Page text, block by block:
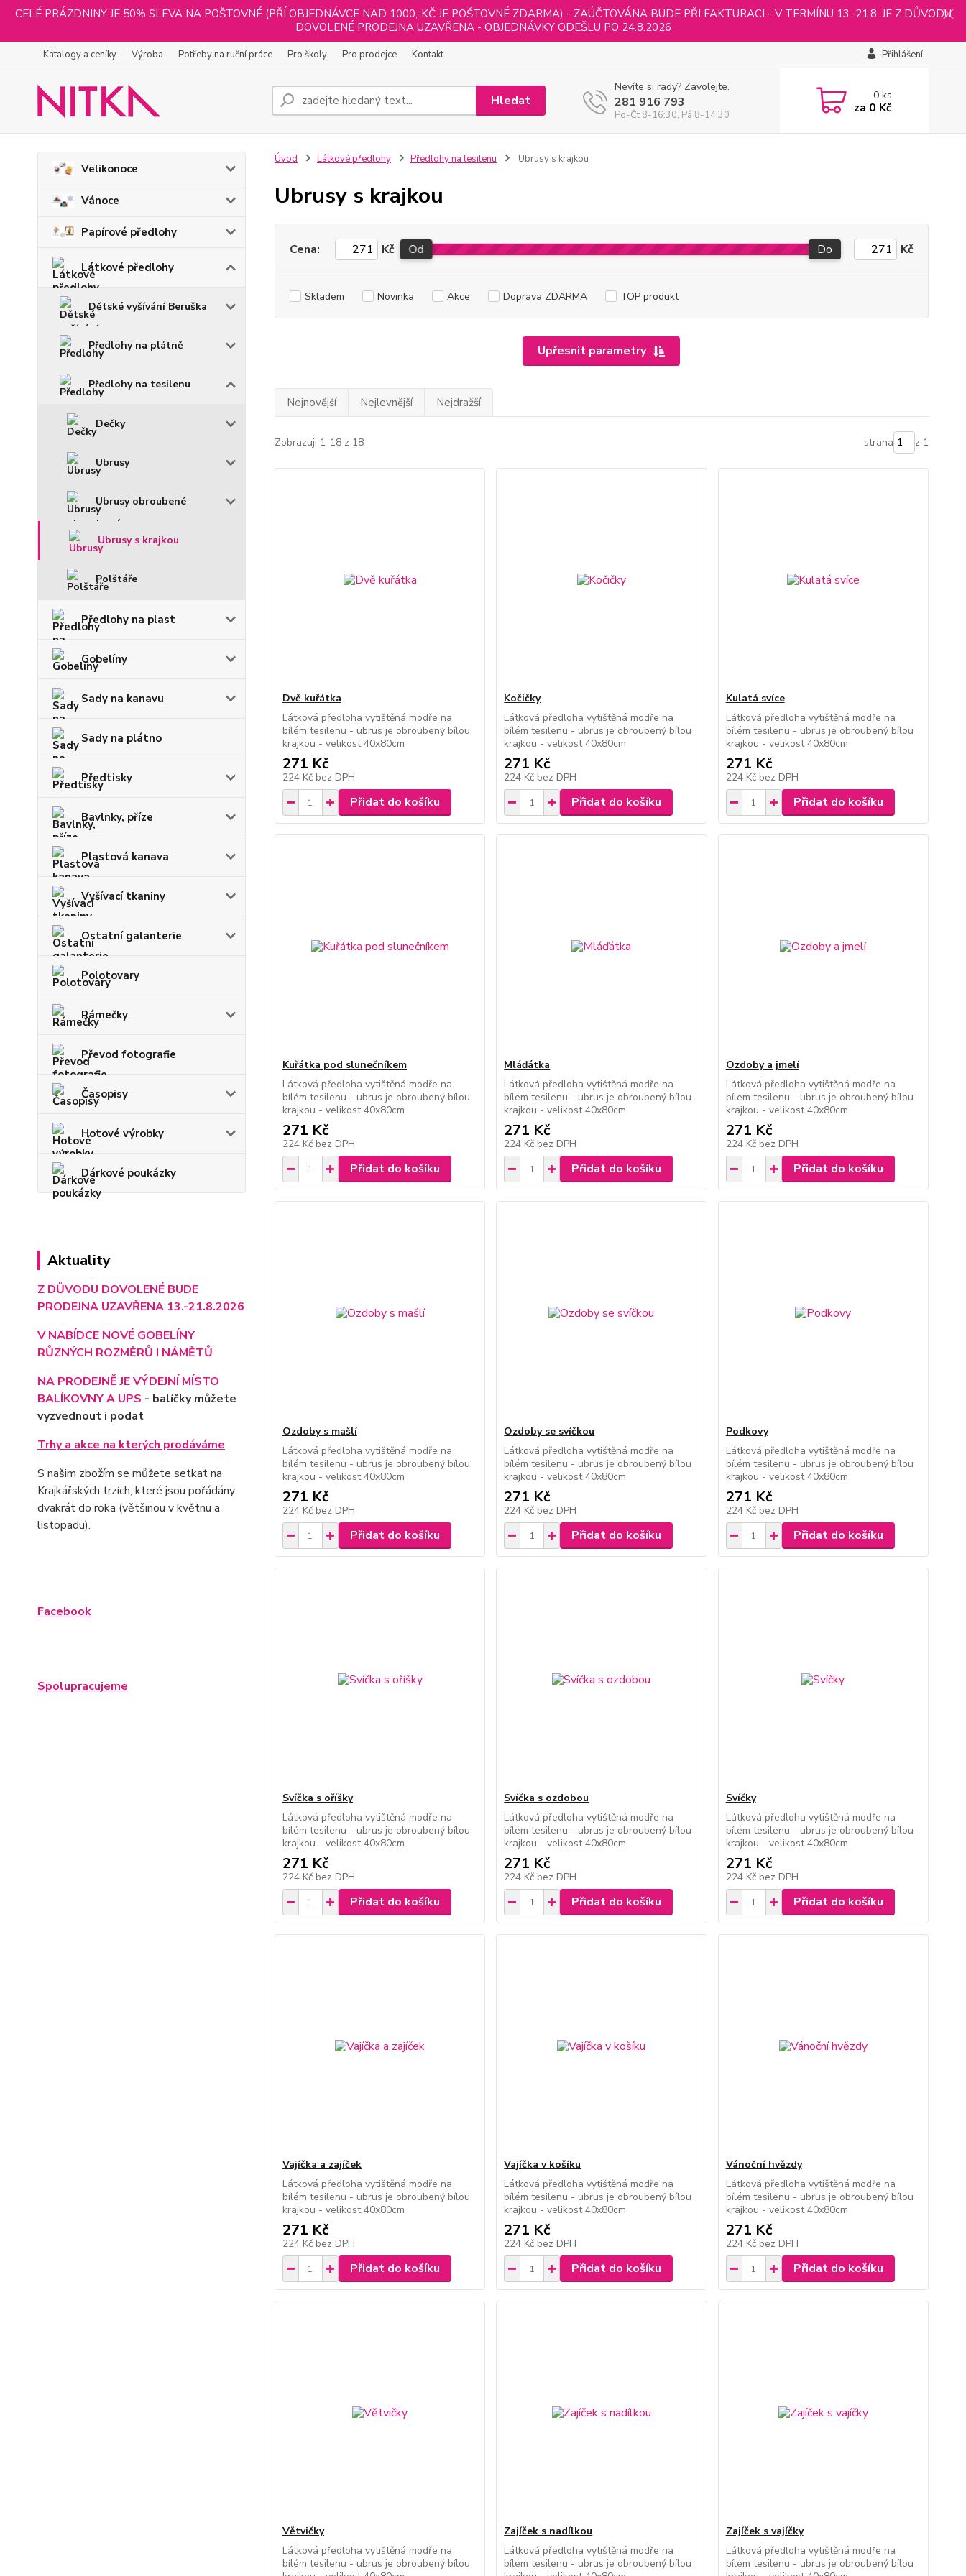
CELÉ PRÁZDNINY JE 50% SLEVA NA POŠTOVNÉ (PŘÍ OBJEDNÁVCE NAD 1000,-KČ JE POŠTOVNÉ ZDARMA) - ZAÚČTOVÁNA BUDE PŘI FAKTURACI - V TERMÍNU 13.-21.8. JE Z DŮVODU
DOVOLENÉ PRODEJNA UZAVŘENA - OBJEDNÁVKY ODEŠLU PO 24.8.2026
Katalogy a ceníky Výroba Potřeby na ruční práce Pro školy Pro prodejce Kontakt Přihlášení
Hledat
Nevíte si rady? Zavolejte.
281 916 793
Po-Čt 8-16:30, Pá 8-14:30
0ks
za 0 Kč
Velikonoce
Vánoce
Papírové předlohy
Látkové předlohy
Dětské vyšívání Beruška
Předlohy na plátně
Předlohy na tesilenu
Dečky
Ubrusy
Ubrusy obroubené
Ubrusy s krajkou
Polštáře
Předlohy na plast
Gobelíny
Sady na kanavu
Sady na plátno
Předtisky
Bavlnky, příze
Plastová kanava
Vyšívací tkaniny
Ostatní galanterie
Polotovary
Rámečky
Převod fotografie
Časopisy
Hotové výrobky
Dárkové poukázky
Aktuality
Z DŮVODU DOVOLENÉ BUDE
PRODEJNA UZAVŘENA 13.-21.8.2026
V NABÍDCE NOVÉ GOBELÍNY
RŮZNÝCH ROZMĚRŮ I NÁMĚTŮ
NA PRODEJNĚ JE VÝDEJNÍ MÍSTO
BALÍKOVNY A UPS - balíčky můžete
vyzvednout i podat
Trhy a akce na kterých prodáváme
S našim zbožím se můžete setkat na
Krajkářských trzích, které jsou pořádány
dvakrát do roka (většinou v květnu a
listopadu).
Facebook
Spolupracujeme
Úvod Látkové předlohy Předlohy na tesilenu Ubrusy s krajkou
Ubrusy s krajkou
Upřesnit parametry
Cena: Kč Od Do Kč
Skladem Novinka Akce Doprava ZDARMA TOP produkt
Nejnovější Nejlevnější Nejdražší
Zobrazuji 1-18 z 18 strana z 1
Dvě kuřátka
Látková předloha vytištěná modře na
bílém tesilenu - ubrus je obroubený bílou
krajkou - velikost 40x80cm
271 Kč
224 Kč bez DPH
Přidat do košíku
Kočičky
Látková předloha vytištěná modře na
bílém tesilenu - ubrus je obroubený bílou
krajkou - velikost 40x80cm
271 Kč
224 Kč bez DPH
Přidat do košíku
Kulatá svíce
Látková předloha vytištěná modře na
bílém tesilenu - ubrus je obroubený bílou
krajkou - velikost 40x80cm
271 Kč
224 Kč bez DPH
Přidat do košíku
Kuřátka pod slunečníkem
Látková předloha vytištěná modře na
bílém tesilenu - ubrus je obroubený bílou
krajkou - velikost 40x80cm
271 Kč
224 Kč bez DPH
Přidat do košíku
Mláďátka
Látková předloha vytištěná modře na
bílém tesilenu - ubrus je obroubený bílou
krajkou - velikost 40x80cm
271 Kč
224 Kč bez DPH
Přidat do košíku
Ozdoby a jmelí
Látková předloha vytištěná modře na
bílém tesilenu - ubrus je obroubený bílou
krajkou - velikost 40x80cm
271 Kč
224 Kč bez DPH
Přidat do košíku
Ozdoby s mašlí
Látková předloha vytištěná modře na
bílém tesilenu - ubrus je obroubený bílou
krajkou - velikost 40x80cm
271 Kč
224 Kč bez DPH
Přidat do košíku
Ozdoby se svíčkou
Látková předloha vytištěná modře na
bílém tesilenu - ubrus je obroubený bílou
krajkou - velikost 40x80cm
271 Kč
224 Kč bez DPH
Přidat do košíku
Podkovy
Látková předloha vytištěná modře na
bílém tesilenu - ubrus je obroubený bílou
krajkou - velikost 40x80cm
271 Kč
224 Kč bez DPH
Přidat do košíku
Svíčka s oříšky
Látková předloha vytištěná modře na
bílém tesilenu - ubrus je obroubený bílou
krajkou - velikost 40x80cm
271 Kč
224 Kč bez DPH
Přidat do košíku
Svíčka s ozdobou
Látková předloha vytištěná modře na
bílém tesilenu - ubrus je obroubený bílou
krajkou - velikost 40x80cm
271 Kč
224 Kč bez DPH
Přidat do košíku
Svíčky
Látková předloha vytištěná modře na
bílém tesilenu - ubrus je obroubený bílou
krajkou - velikost 40x80cm
271 Kč
224 Kč bez DPH
Přidat do košíku
Vajíčka a zajíček
Látková předloha vytištěná modře na
bílém tesilenu - ubrus je obroubený bílou
krajkou - velikost 40x80cm
271 Kč
224 Kč bez DPH
Přidat do košíku
Vajíčka v košíku
Látková předloha vytištěná modře na
bílém tesilenu - ubrus je obroubený bílou
krajkou - velikost 40x80cm
271 Kč
224 Kč bez DPH
Přidat do košíku
Vánoční hvězdy
Látková předloha vytištěná modře na
bílém tesilenu - ubrus je obroubený bílou
krajkou - velikost 40x80cm
271 Kč
224 Kč bez DPH
Přidat do košíku
Větvičky
Látková předloha vytištěná modře na
bílém tesilenu - ubrus je obroubený bílou
Zajíček s nadílkou
Látková předloha vytištěná modře na
bílém tesilenu - ubrus je obroubený bílou
Zajíček s vajíčky
Látková předloha vytištěná modře na
bílém tesilenu - ubrus je obroubený bílou